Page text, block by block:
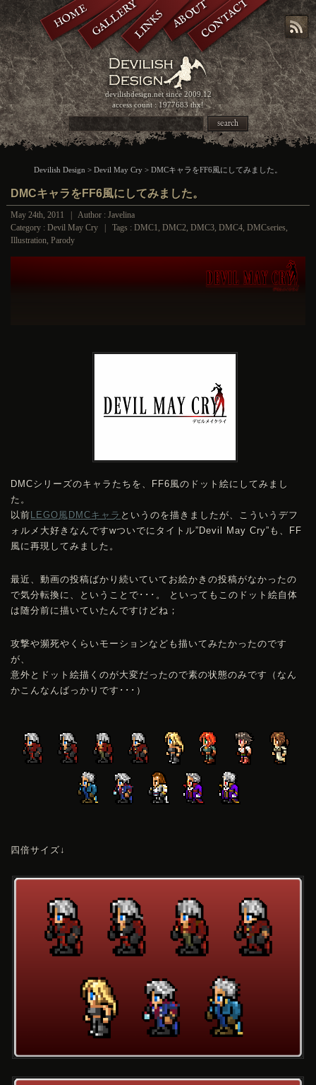
devilishdesign.netsince 2009.12
access count : 1977683 thx!
HOMEGALLERYLINKSABOUTCONTACT
search
Devilish Design > Devil May Cry> DMCキャラをFF6風にしてみました。
DMCキャラをFF6風にしてみました。
May 24th, 2011 | Author : Javelina
Category :Devil May Cry | Tags :DMC1,DMC2,DMC3,DMC4,DMCseries,
Illustration,Parody
DMCシリーズのキャラたちを、FF6風のドット絵にしてみまし
た。
以前 LEGO風 DMCキャラ というのを描きましたが、こういうデフ
ォルメ大好きなんですwついでにタイトル”Devil May Cry”も、FF
風に再現してみました。
最近、動画の投稿ばかり続いていてお絵かきの投稿がなかったの
で気分転換に、ということで･･･。 といってもこのドット絵自体
は随分前に描いていたんですけどね；
攻撃や瀕死やくらいモーションなども描いてみたかったのです
が、
意外とドット絵描くのが大変だったので素の状態のみです（なん
かこんなんばっかりです･･･）
四倍サイズ↓